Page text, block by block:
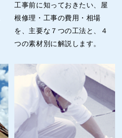
工事前に知っておきたい、屋
根修理・工事の費用・相場
を、主要な７つの工法と、４
つの素材別に解説します。